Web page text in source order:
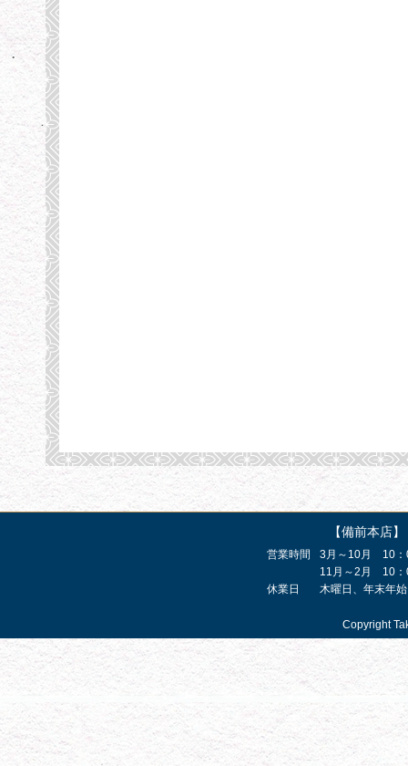
【備前本店】
営業時間
3月～10月 10：
11月～2月 10：
休業日
木曜日、年末年始
Copyright